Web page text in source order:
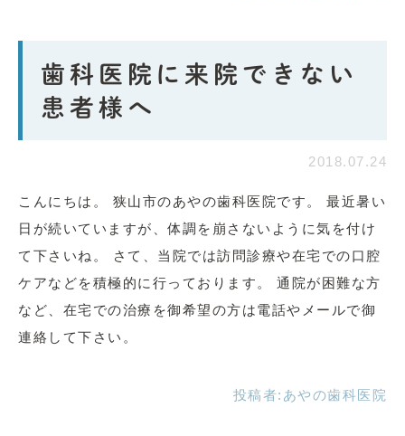
歯科医院に来院できない
患者様へ
2018.07.24
こんにちは。 狭山市のあやの歯科医院です。 最近暑い
日が続いていますが、体調を崩さないように気を付け
て下さいね。 さて、当院では訪問診療や在宅での口腔
ケアなどを積極的に行っております。 通院が困難な方
など、在宅での治療を御希望の方は電話やメールで御
連絡して下さい。
投稿者: あやの歯科医院